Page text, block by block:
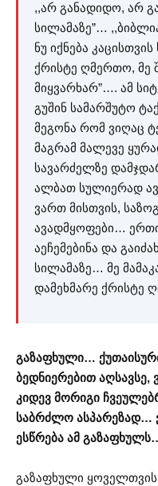
,,არ განადიდო, არ
სილამაზე”…
ნუ იქნება
ქრისტე ღმერთო, მე
მიყვარხარ”…. ამ
გუშინ სამარშუტო
მეგონა რომ ვიღაც
მაგრამ მალევე
სავარძელზე
ალბათ სულიერად
ვართ მისთვის,
ავადმყოფები…
აეჩემებინა და
სილამაზე… მე
დამეხმარე ქრისტე
გაზაფხული…
ბედნიერებით
კიდევ მორიგი
საბრძლო ასპარეზად…
ესწრება ამ
გაზაფხული